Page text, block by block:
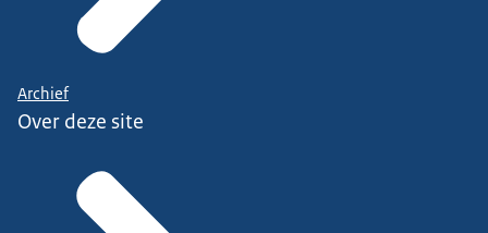
Archief
Over deze site